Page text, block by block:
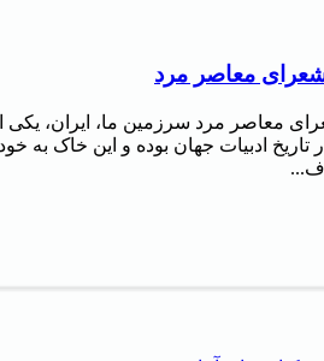
معاصر مرد
معاصر مرد سرزمین ما، ایران، یکی
ادبیات جهان بوده و این خاک به
ف...